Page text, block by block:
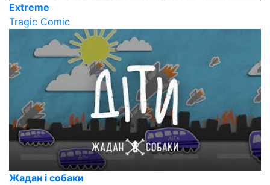
Extreme
Tragic Comic
Жадан і собаки